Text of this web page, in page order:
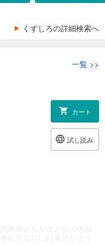
くずしろの詳細検索へ
一覧 >>
カート
試し読み